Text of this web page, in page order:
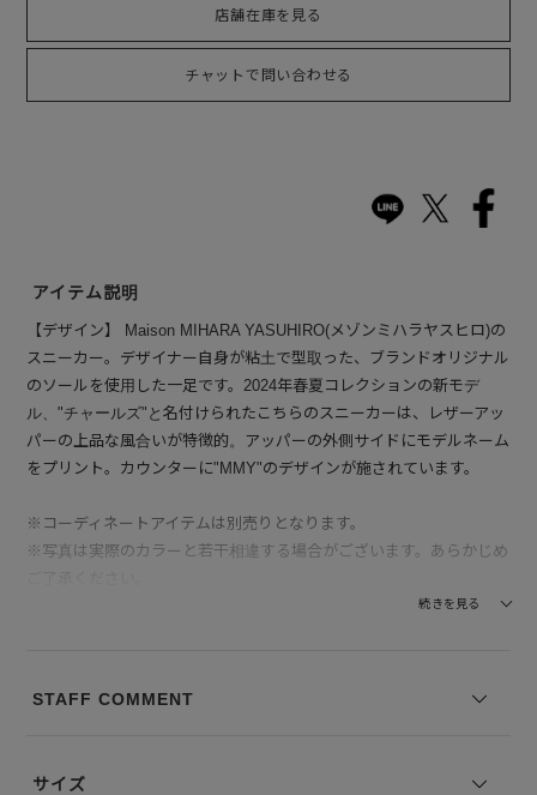
店舗在庫を見る
チャットで問い合わせる
アイテム説明
【デザイン】 Maison MIHARA YASUHIRO(メゾンミハラヤスヒロ)の
スニーカー。デザイナー自身が粘土で型取った、ブランドオリジナル
のソールを使用した一足です。2024年春夏コレクションの新モデ
ル、"チャールズ"と名付けられたこちらのスニーカーは、レザーアッ
パーの上品な風合いが特徴的。アッパーの外側サイドにモデルネーム
をプリント。カウンターに"MMY"のデザインが施されています。
※コーディネートアイテムは別売りとなります。
※写真は実際のカラーと若干相違する場合がございます。あらかじめ
※サイズ表記は弊社規定によるものを表示しております。続きを見る
STAFF COMMENT
サイズ